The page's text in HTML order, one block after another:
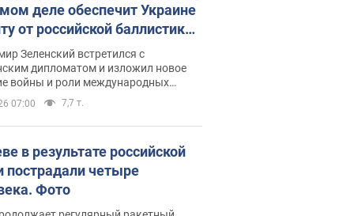
деле обеспечит Украине
от российской баллистики.
с Безсмертным
Зеленский встретился с
дипломатом и изложил новое
войны и роли международных
в борьбе с Россией
07:00 7,7 т.
в результате российской
пострадали четыре
Фото